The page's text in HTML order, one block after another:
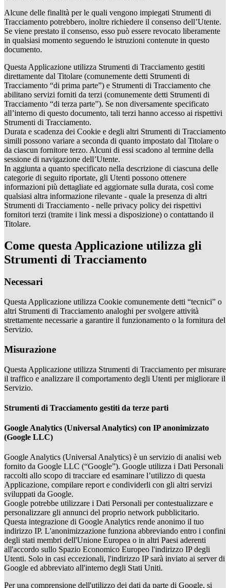
Alcune delle finalità per le quali vengono impiegati Strumenti di
Tracciamento potrebbero, inoltre richiedere il consenso dell’Utente.
Se viene prestato il consenso, esso può essere revocato liberamente
in qualsiasi momento seguendo le istruzioni contenute in questo
documento.
Questa Applicazione utilizza Strumenti di Tracciamento gestiti
direttamente dal Titolare (comunemente detti Strumenti di
Tracciamento “di prima parte”) e Strumenti di Tracciamento che
abilitano servizi forniti da terzi (comunemente detti Strumenti di
Tracciamento “di terza parte”). Se non diversamente specificato
all’interno di questo documento, tali terzi hanno accesso ai rispettivi
Strumenti di Tracciamento.
Durata e scadenza dei Cookie e degli altri Strumenti di Tracciamento
simili possono variare a seconda di quanto impostato dal Titolare o
da ciascun fornitore terzo. Alcuni di essi scadono al termine della
sessione di navigazione dell’Utente.
In aggiunta a quanto specificato nella descrizione di ciascuna delle
categorie di seguito riportate, gli Utenti possono ottenere
informazioni più dettagliate ed aggiornate sulla durata, così come
qualsiasi altra informazione rilevante - quale la presenza di altri
Strumenti di Tracciamento - nelle privacy policy dei rispettivi
fornitori terzi (tramite i link messi a disposizione) o contattando il
Titolare.
Come questa Applicazione utilizza gli
Strumenti di Tracciamento
Necessari
Questa Applicazione utilizza Cookie comunemente detti “tecnici” o
altri Strumenti di Tracciamento analoghi per svolgere attività
strettamente necessarie a garantire il funzionamento o la fornitura del
Servizio.
Misurazione
Questa Applicazione utilizza Strumenti di Tracciamento per misurare
il traffico e analizzare il comportamento degli Utenti per migliorare il
Servizio.
Strumenti di Tracciamento gestiti da terze parti
Google Analytics (Universal Analytics) con IP anonimizzato
(Google LLC)
Google Analytics (Universal Analytics) è un servizio di analisi web
fornito da Google LLC (“Google”). Google utilizza i Dati Personali
raccolti allo scopo di tracciare ed esaminare l’utilizzo di questa
Applicazione, compilare report e condividerli con gli altri servizi
sviluppati da Google.
Google potrebbe utilizzare i Dati Personali per contestualizzare e
personalizzare gli annunci del proprio network pubblicitario.
Questa integrazione di Google Analytics rende anonimo il tuo
indirizzo IP. L'anonimizzazione funziona abbreviando entro i confini
degli stati membri dell'Unione Europea o in altri Paesi aderenti
all'accordo sullo Spazio Economico Europeo l'indirizzo IP degli
Utenti. Solo in casi eccezionali, l'indirizzo IP sarà inviato ai server di
Google ed abbreviato all'interno degli Stati Uniti.
Per una comprensione dell'utilizzo dei dati da parte di Google, si